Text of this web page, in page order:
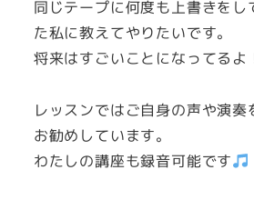
同じテープに何度も上書きをし
た私に教えてやりたいです。
将来はすごいことになってるよ
レッスンではご自身の声や演奏
お勧めしています。
わたしの講座も録音可能です